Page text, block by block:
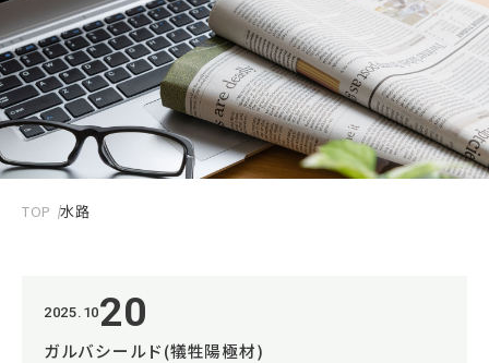
TOP 水路
2025.1020
ガルバシールド(犠牲陽極材)